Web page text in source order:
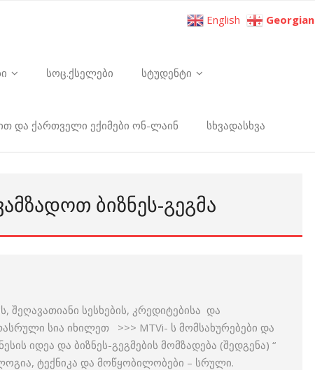
სოც.ქსელები სტუდენტი
და ქართველი ექიმები ონ-ლაინ სხვადასხვა
ᲑᲘᲖᲜᲔᲡ-ᲒᲔᲒᲛᲐ
შეღავათიანი სესხების, კრედიტებისა და
სია იხილეთ >>> MTVi- ს მომსახურებები და
იდეა და ბიზნეს-გეგმების მომზადება (შედგენა) “
ტექნიკა და მოწყობილობები – სრული.
English Georgian